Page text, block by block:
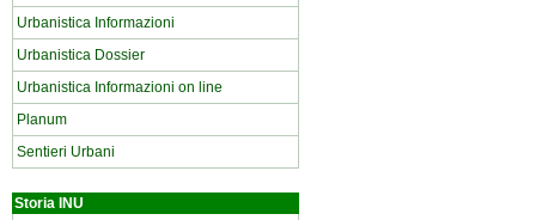
Urbanistica Informazioni
Urbanistica Dossier
Urbanistica Informazioni on line
Planum
Sentieri Urbani
Storia INU